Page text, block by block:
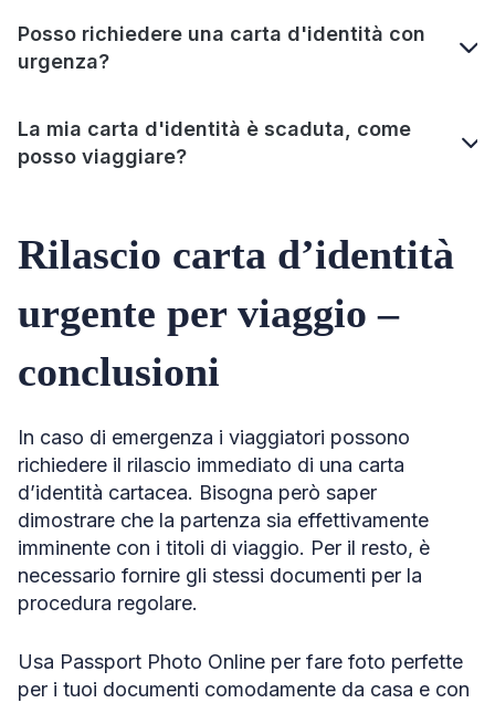
Posso richiedere una carta d'identità con
urgenza?
La mia carta d'identità è scaduta, come
posso viaggiare?
Rilascio carta d’identità
urgente per viaggio –
conclusioni
In caso di emergenza i viaggiatori possono
richiedere il rilascio immediato di una carta
d’identità cartacea. Bisogna però saper
dimostrare che la partenza sia effettivamente
imminente con i titoli di viaggio. Per il resto, è
necessario fornire gli stessi documenti per la
procedura regolare.
Usa Passport Photo Online per fare foto perfette
per i tuoi documenti comodamente da casa e con